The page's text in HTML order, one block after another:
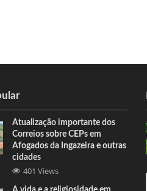
Atualização importante dos
Correios sobre CEPs em
Afogados da Ingazeira e outras
cidades
401 Views